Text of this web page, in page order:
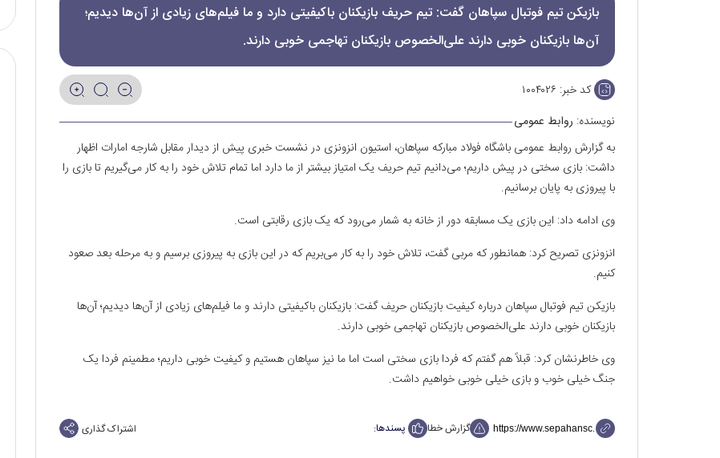
بازیکن تیم فوتبال سپاهان گفت: تیم حریف بازیکنان باکیفیتی دارد و ما فیلم‌های زیادی از آن‌ها دیدیم؛
آن‌ها بازیکنان خوبی دارند علی‌الخصوص بازیکنان تهاجمی خوبی دارند.
کد خبر: ۱۰۰۴۰۲۶
نویسنده: روابط عمومی
به گزارش روابط عمومی باشگاه فولاد مبارکه سپاهان، استیون انزونزی در نشست خبری پیش از دیدار مقابل شارجه امارات اظهار
داشت: بازی سختی در پیش داریم؛ می‌دانیم تیم حریف یک امتیاز بیشتر از ما دارد اما تمام تلاش خود را به کار می‌گیریم تا بازی را
با پیروزی به پایان برسانیم.
وی ادامه داد: این بازی یک مسابقه دور از خانه به شمار می‌رود که یک بازی رقابتی است.
انزونزی تصریح کرد: همانطور که مربی گفت، تلاش خود را به کار می‌بریم که در این بازی به پیروزی برسیم و به مرحله بعد صعود
کنیم.
بازیکن تیم فوتبال سپاهان درباره کیفیت بازیکنان حریف گفت: بازیکنان باکیفیتی دارند و ما فیلم‌های زیادی از آن‌ها دیدیم؛ آن‌ها
بازیکنان خوبی دارند علی‌الخصوص بازیکنان تهاجمی خوبی دارند.
وی خاطرنشان کرد: قبلاً هم گفتم که فردا بازی سختی است اما ما نیز سپاهان هستیم و کیفیت خوبی داریم؛ مطمینم فردا یک
جنگ خیلی خوب و بازی خیلی خوبی خواهیم داشت.
گزارش خطا پسندها: اشتراک گذاری